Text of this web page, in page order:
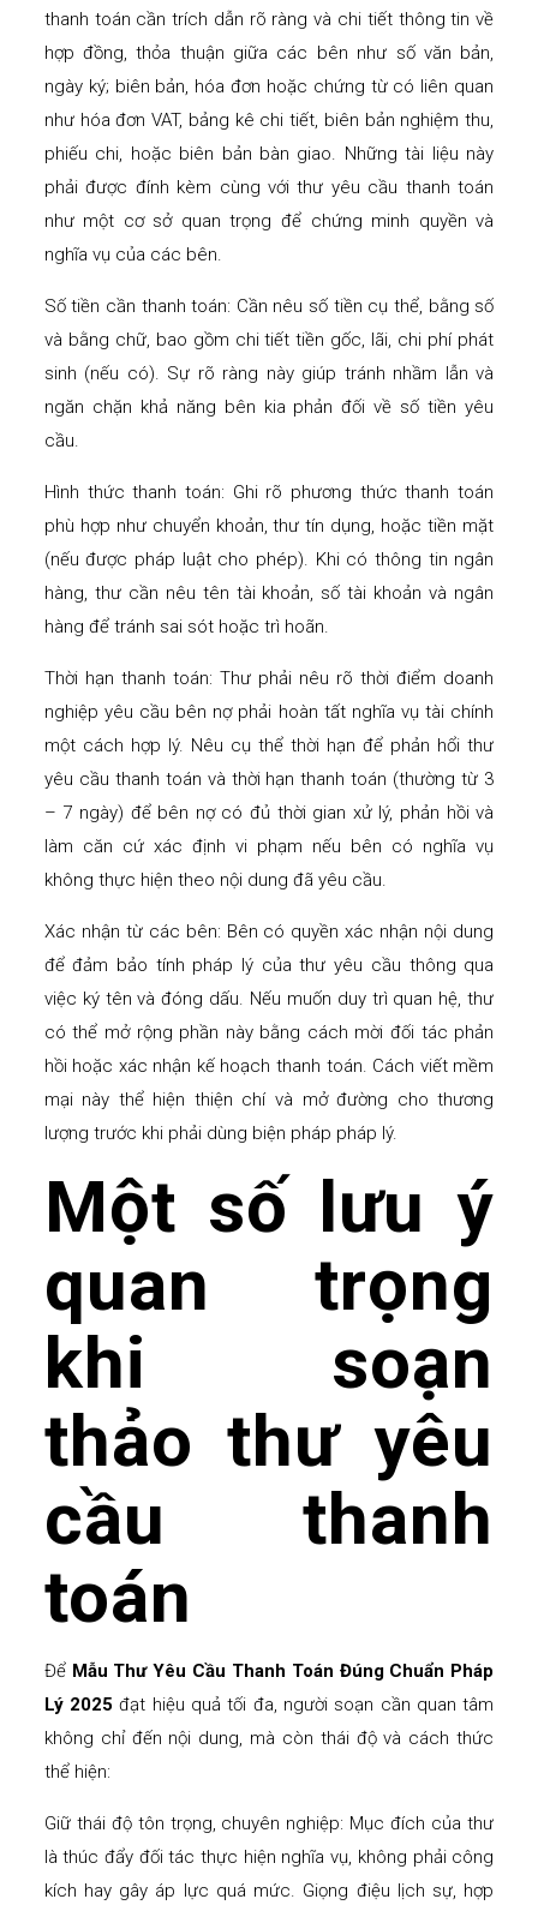
thanh toán cần trích dẫn rõ ràng và chi tiết thông tin về
hợp đồng, thỏa thuận giữa các bên như số văn bản,
ngày ký; biên bản, hóa đơn hoặc chứng từ có liên quan
như hóa đơn VAT, bảng kê chi tiết, biên bản nghiệm thu,
phiếu chi, hoặc biên bản bàn giao. Những tài liệu này
phải được đính kèm cùng với thư yêu cầu thanh toán
như một cơ sở quan trọng để chứng minh quyền và
nghĩa vụ của các bên.
Số tiền cần thanh toán: Cần nêu số tiền cụ thể, bằng số
và bằng chữ, bao gồm chi tiết tiền gốc, lãi, chi phí phát
sinh (nếu có). Sự rõ ràng này giúp tránh nhầm lẫn và
ngăn chặn khả năng bên kia phản đối về số tiền yêu
cầu.
Hình thức thanh toán: Ghi rõ phương thức thanh toán
phù hợp như chuyển khoản, thư tín dụng, hoặc tiền mặt
(nếu được pháp luật cho phép). Khi có thông tin ngân
hàng, thư cần nêu tên tài khoản, số tài khoản và ngân
hàng để tránh sai sót hoặc trì hoãn.
Thời hạn thanh toán: Thư phải nêu rõ thời điểm doanh
nghiệp yêu cầu bên nợ phải hoàn tất nghĩa vụ tài chính
một cách hợp lý. Nêu cụ thể thời hạn để phản hổi thư
yêu cầu thanh toán và thời hạn thanh toán (thường từ 3
– 7 ngày) để bên nợ có đủ thời gian xử lý, phản hồi và
làm căn cứ xác định vi phạm nếu bên có nghĩa vụ
không thực hiện theo nội dung đã yêu cầu.
Xác nhận từ các bên: Bên có quyền xác nhận nội dung
để đảm bảo tính pháp lý của thư yêu cầu thông qua
việc ký tên và đóng dấu. Nếu muốn duy trì quan hệ, thư
có thể mở rộng phần này bằng cách mời đối tác phản
hồi hoặc xác nhận kế hoạch thanh toán. Cách viết mềm
mại này thể hiện thiện chí và mở đường cho thương
lượng trước khi phải dùng biện pháp pháp lý.
Một số lưu ý
quan trọng
khi soạn
thảo thư yêu
cầu thanh
toán
Để Mẫu Thư Yêu Cầu Thanh Toán Đúng Chuẩn Pháp
Lý 2025 đạt hiệu quả tối đa, người soạn cần quan tâm
không chỉ đến nội dung, mà còn thái độ và cách thức
thể hiện:
Giữ thái độ tôn trọng, chuyên nghiệp: Mục đích của thư
là thúc đẩy đối tác thực hiện nghĩa vụ, không phải công
kích hay gây áp lực quá mức. Giọng điệu lịch sự, hợp